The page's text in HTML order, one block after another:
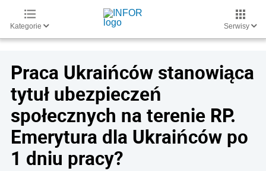
Kategorie Serwisy
Praca Ukraińców stanowiąca
tytuł ubezpieczeń
społecznych na terenie RP.
Emerytura dla Ukraińców po
1 dniu pracy?